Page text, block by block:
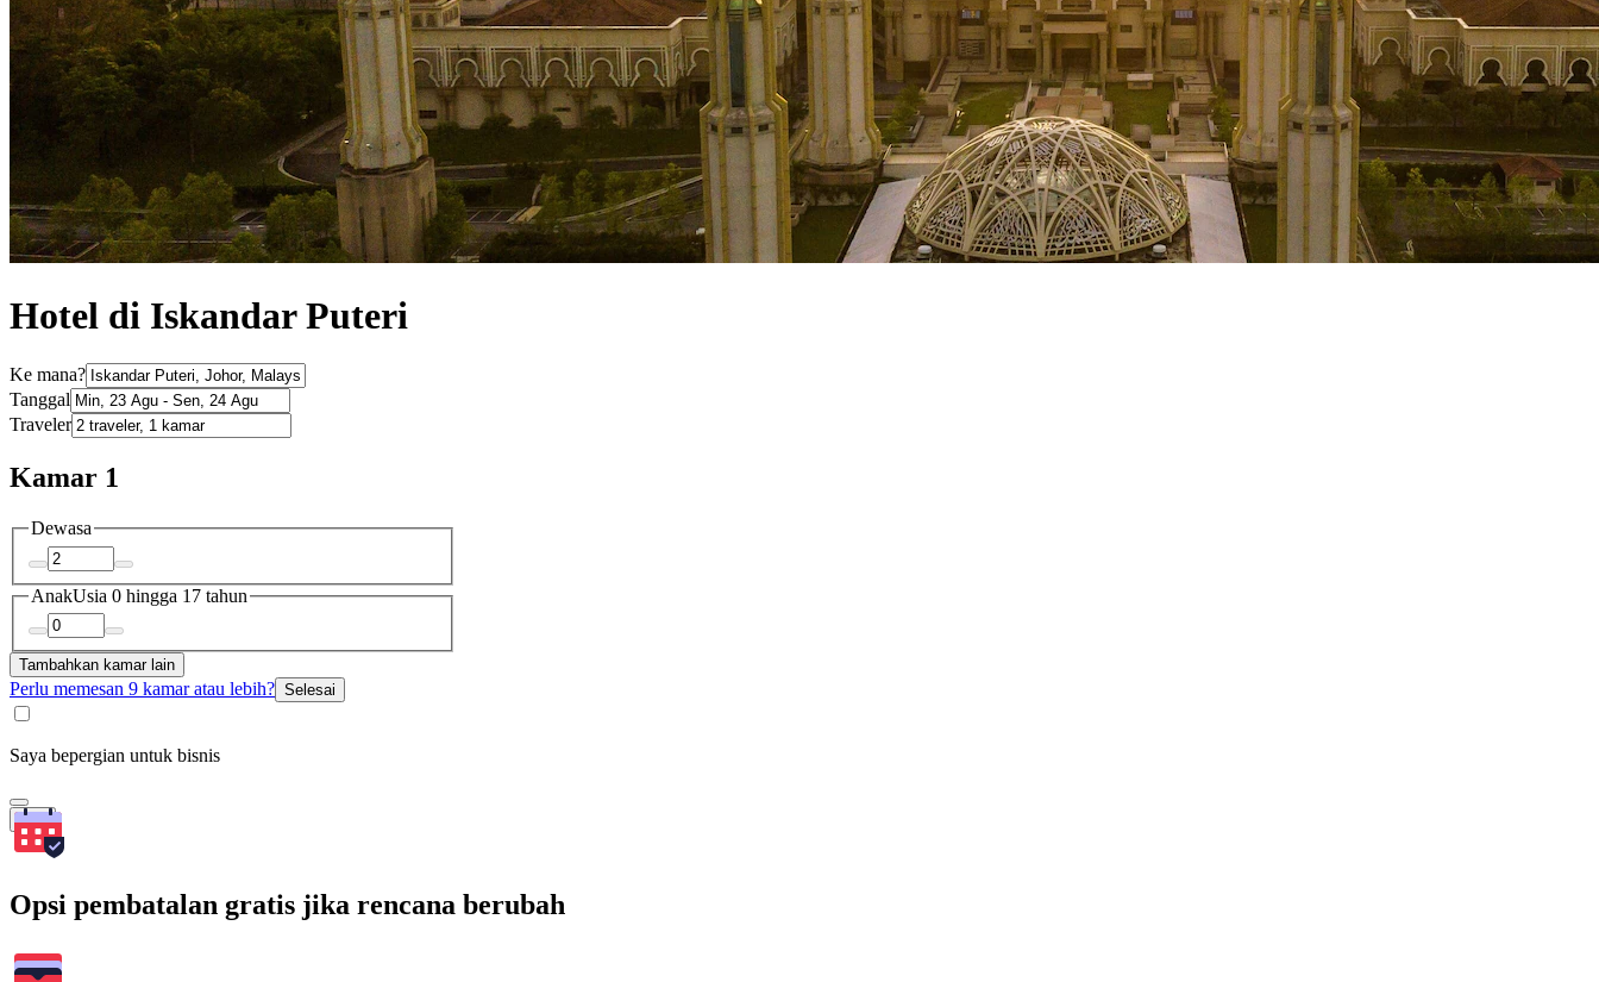
Hotel di Iskandar Puteri
Ke mana?
Tanggal
Traveler
Kamar 1
Dewasa
AnakUsia 0 hingga 17 tahun
Tambahkan kamar lain
Perlu memesan 9 kamar atau lebih? Selesai
Saya bepergian untuk bisnis
Cari
Opsi pembatalan gratis jika rencana berubah